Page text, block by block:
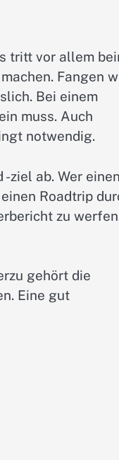
tritt vor allem
Fangen
Bei einem
muss. Auch
notwendig.
-ziel ab. Wer einen
Roadtrip
zu
gehört die
Eine gut